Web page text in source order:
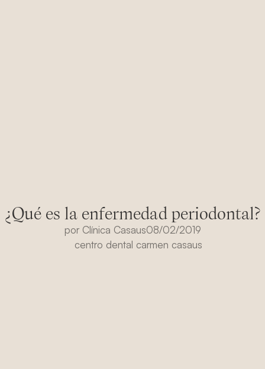
¿Qué es la enfermedad periodontal?
porClínica Casaus08/02/2019
centro dental carmen casaus